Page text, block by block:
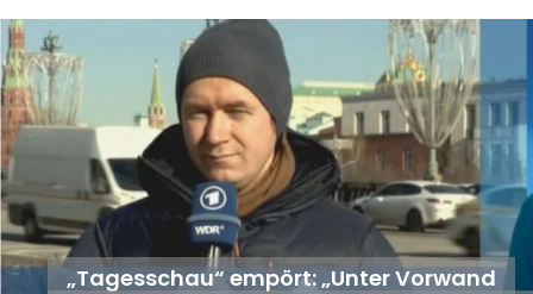
„Tagesschau“ empört: „Unter Vorwand